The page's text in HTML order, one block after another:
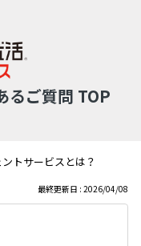
るご質問 TOP
トサービスとは？
最終更新日 : 2026/04/08